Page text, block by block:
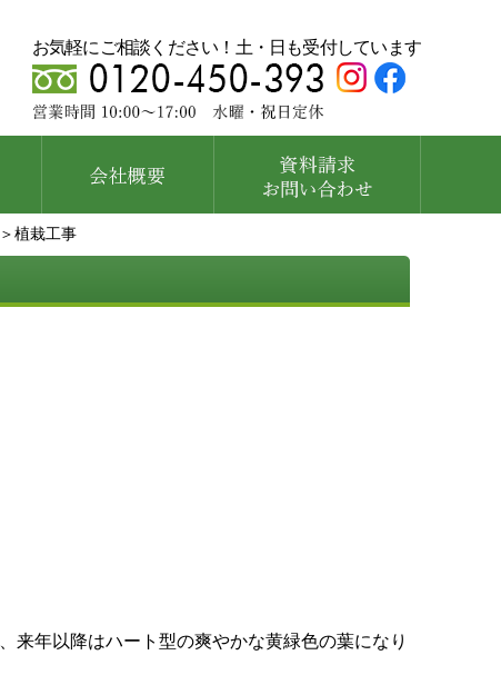
お気軽にご相談ください！土・日も受付しています
＞植栽工事
来年以降はハート型の爽やかな黄緑色の葉になり